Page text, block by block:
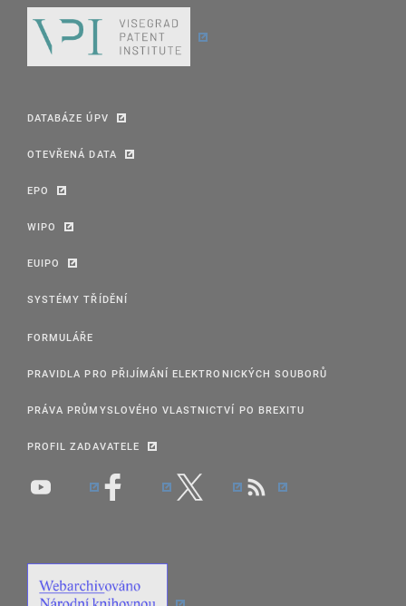
DATABÁZE ÚPV
OTEVŘENÁ DATA
EPO
WIPO
EUIPO
SYSTÉMY TŘÍDĚNÍ
FORMULÁŘE
PRAVIDLA PRO PŘIJÍMÁNÍ ELEKTRONICKÝCH SOUBORŮ
PRÁVA PRŮMYSLOVÉHO VLASTNICTVÍ PO BREXITU
PROFIL ZADAVATELE